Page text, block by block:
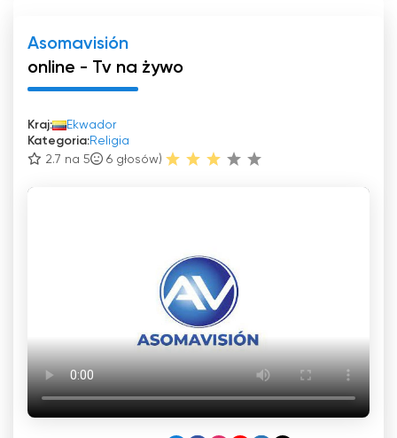
Asomavisión
online - Tv na żywo
Kraj:
Ekwador
Kategoria:Religia
2.7 na 5
6 głosów)